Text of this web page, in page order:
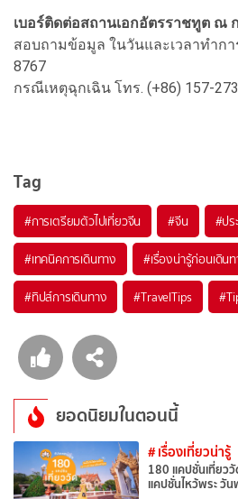
เบอร์ติดต่อสถานเอกอัตรราชทูต ณ
สอบถามข้อมูล ในวันและเวลาทำกา
8767
กรณีเหตุฉุกเฉิน โทร. (+86) 157-
Tag
#การเตรียมตัวไปเที่ยวจีน #จีน #ปร
#เทคนิคการเดินทาง #เรื่องน่ารู้ก่อนเดิน
#ทิปส์การเดินทาง #TravelTips
ยอดนิยมในตอนนี้
# เรื่องเที่ยวน่ารู้
180 แคปชั่นเที่ยว
แคปชั่นไหว้พระ วัน